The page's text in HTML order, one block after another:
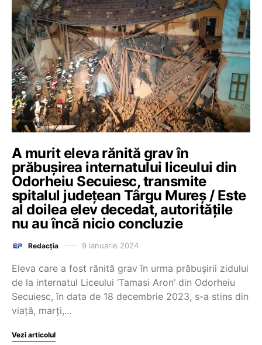
A murit eleva rănită grav în
prăbușirea internatului liceului din
Odorheiu Secuiesc, transmite
spitalul județean Târgu Mureș / Este
al doilea elev decedat, autoritățile
nu au încă nicio concluzie
Redacția 9 ianuarie 2024
Eleva care a fost rănită grav în urma prăbuşirii zidului
de la internatul Liceului ‘Tamasi Aron’ din Odorheiu
Secuiesc, în data de 18 decembrie 2023, s-a stins din
viaţă, marţi,…
Vezi articolul